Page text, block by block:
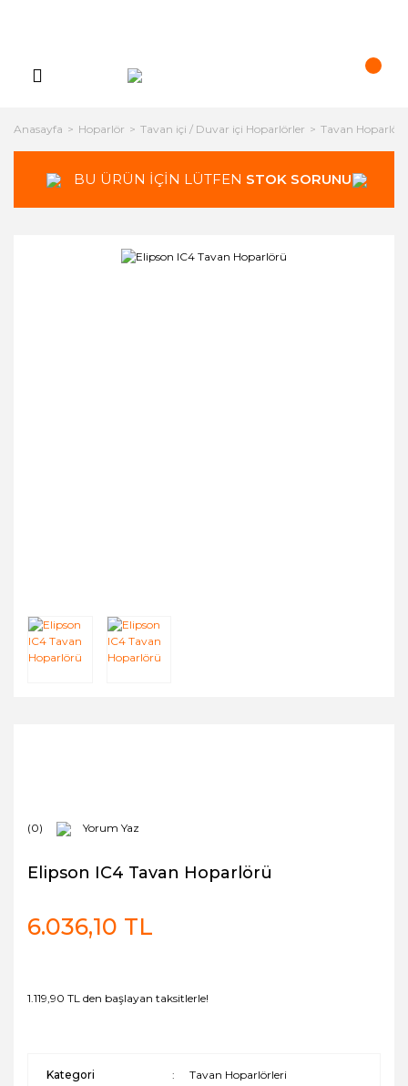
Anasayfa Hoparlör Tavan içi / Duvar içi Hoparlörler Tavan
BU ÜRÜN İÇİN LÜTFEN STOK SORUNUZ
(0) Yorum Yaz
Elipson IC4 Tavan Hoparlörü
6.036,10 TL
1.119,90 TL den başlayan taksitlerle!
Kategori Tavan Hoparlörleri